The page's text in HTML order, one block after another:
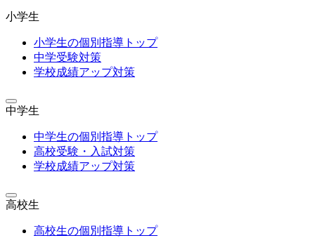
小学生
小学生の個別指導トップ
中学受験対策
学校成績アップ対策
中学生
中学生の個別指導トップ
高校受験・入試対策
学校成績アップ対策
高校生
高校生の個別指導トップ